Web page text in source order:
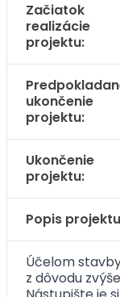
Začiatok
realizácie
projektu:
ukončenie
projektu:
Ukončenie
projektu:
Popis
Účelom
z dôvodu